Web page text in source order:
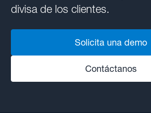
divisa de los clientes.
Solicita una demo
Contáctanos